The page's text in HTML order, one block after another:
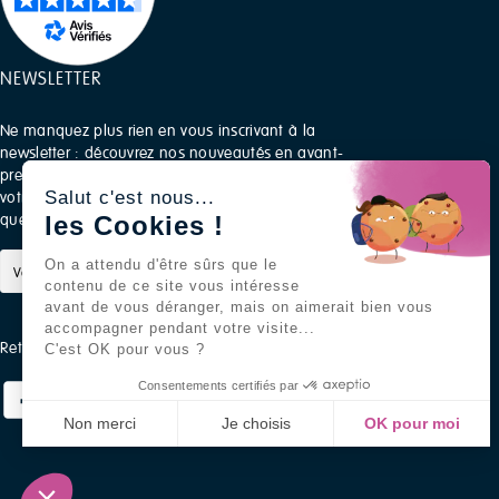
NEWSLETTER
Ne manquez plus rien en vous inscrivant à la
newsletter : découvrez nos nouveautés en avant-
première, recevez des conseils pratiques pour
votre quotidien et profitez d’offres exclusives rien
que pour vous.
S’ABONNER
Retrouvez-nous sur les réseaux sociaux
Salut c'est nous...
les Cookies !
On a attendu d'être sûrs que le
contenu de ce site vous intéresse
avant de vous déranger, mais on aimerait bien vous
accompagner pendant votre visite...
C'est OK pour vous ?
Consentements certifiés par
Non merci Je choisis
OK pour moi